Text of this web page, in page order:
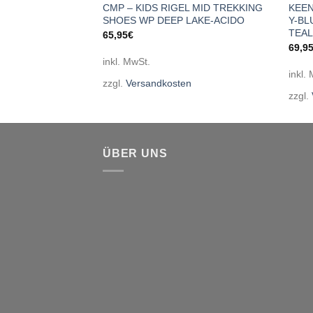
CMP – KIDS RIGEL MID TREKKING
SHOES WP DEEP LAKE-ACIDO
65,95€
inkl. MwSt.
zzgl. Versandkosten
Y-
inkl.
zzgl.
ÜBER UNS